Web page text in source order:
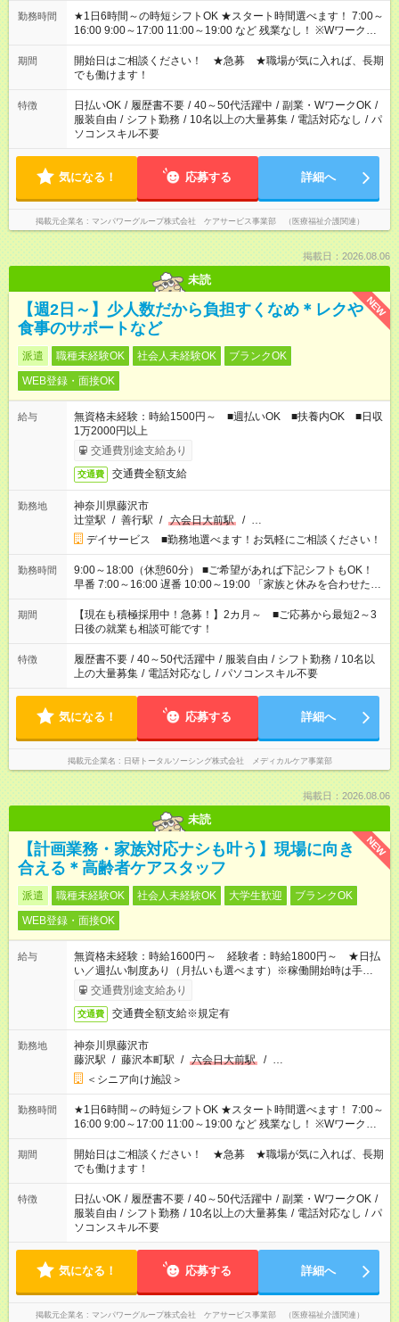
勤務時間
★1日6時間～の時短シフトOK ★スタート時間選べます！ 7:00～
16:00 9:00～17:00 11:00～19:00 など 残業なし！ ※Wワークの
場合、他のお仕事と合わせ週40時間超の就業はご案内できませ
ん ※法令に基づき、週20時間以上勤務は社会保険への加入対象
となります ※労働者派遣法（日雇い派遣の原則禁止）により、
短時間・短期間の就業はご案内が難しい場合があります
期間
開始日はご相談ください！ ★急募 ★職場が気に入れば、長期
でも働けます！
特徴 日払いOK / 履歴書不要 / 40～50代活躍中 / 副業・WワークOK /
服装自由 / シフト勤務 / 10名以上の大量募集 / 電話対応なし / パ
ソコンスキル不要
気になる！ 応募する 詳細へ
掲載元企業名 マンパワーグループ株式会社 ケアサービス事業部 （医療福祉介護関連）
掲載日：2026.08.06
未読
NEW
【週2日～】少人数だから負担すくなめ＊レクや
食事のサポートなど
派遣 職種未経験OK 社会人未経験OK
ブランクOK
WEB登録・面接OK
給与
無資格未経験：時給1500円～ ■週払いOK ■扶養内OK ■日収
1万2000円以上
交通費別途支給あり
交通費 交通費全額支給
勤務地
神奈川県藤沢市
辻堂駅 / 善行駅 / 六会日大前駅 / …
デイサービス ■勤務地選べます！お気軽にご相談ください！
勤務時間
9:00～18:00（休憩60分） ■ご希望があれば下記シフトもOK！
早番 7:00～16:00 遅番 10:00～19:00 「家族と休みを合わせた
い」 「余裕を持って夕飯の準備がしたい」 「できれば残業はし
たくない」 など、ご希望を教えてくださいね。 ※Wワーク希望
の方へ 今ご覧のお仕事で希望する勤務時間と、もう1つのお仕事
の勤務時間。 合計で週40時間を超える場合は応募できません。
期間
【現在も積極採用中！急募！】2カ月～ ■ご応募から最短2～3
日後の就業も相談可能です！
特徴 履歴書不要 / 40～50代活躍中 / 服装自由 / シフト勤務 / 10名以
上の大量募集 / 電話対応なし / パソコンスキル不要
気になる！ 応募する 詳細へ
掲載元企業名 日研トータルソーシング株式会社 メディカルケア事業部
掲載日：2026.08.06
未読
NEW
【計画業務・家族対応ナシも叶う】現場に向き
合える＊高齢者ケアスタッフ
派遣 職種未経験OK 社会人未経験OK 大学生歓迎
ブランクOK
WEB登録・面接OK
給与
無資格未経験：時給1600円～ 経験者：時給1800円～ ★日払
い／週払い制度あり（月払いも選べます）※稼働開始時は手続き
完了次第のお支払いとなります。
交通費別途支給あり
交通費 交通費全額支給※規定有
勤務地
神奈川県藤沢市
藤沢駅 / 藤沢本町駅 / 六会日大前駅 / …
＜シニア向け施設＞
勤務時間
★1日6時間～の時短シフトOK ★スタート時間選べます！ 7:00～
16:00 9:00～17:00 11:00～19:00 など 残業なし！ ※Wワークの
場合、他のお仕事と合わせ週40時間超の就業はご案内できませ
ん ※法令に基づき、週20時間以上勤務は社会保険への加入対象
となります ※労働者派遣法（日雇い派遣の原則禁止）により、
短時間・短期間の就業はご案内が難しい場合があります
期間
開始日はご相談ください！ ★急募 ★職場が気に入れば、長期
でも働けます！
特徴 日払いOK / 履歴書不要 / 40～50代活躍中 / 副業・WワークOK /
服装自由 / シフト勤務 / 10名以上の大量募集 / 電話対応なし / パ
ソコンスキル不要
気になる！ 応募する 詳細へ
掲載元企業名 マンパワーグループ株式会社 ケアサービス事業部 （医療福祉介護関連）